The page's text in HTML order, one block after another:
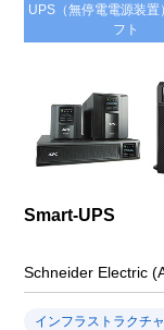
UPS（無停電電源装置
フト
Smart-UPS
Schneider Electric
インフラストラクチャ